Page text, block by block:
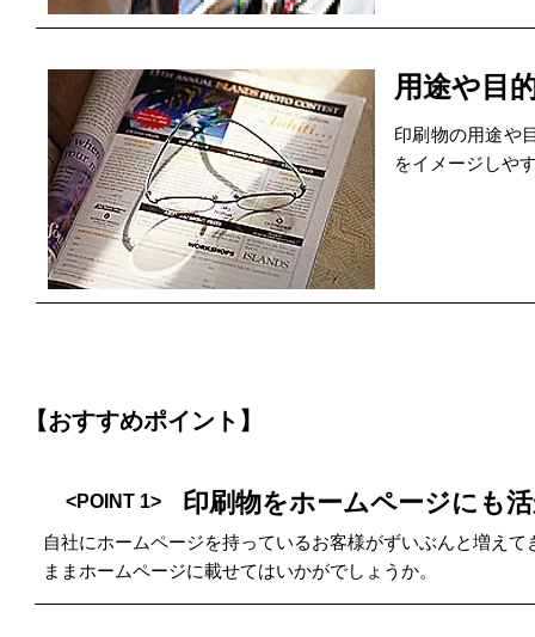
用途や目
印刷物の用途や
をイメージしや
【おすすめポイント】
<POINT 1> 印刷物をホームページにも
自社にホームページを持っているお客様がずいぶんと増え
ままホームページに載せてはいかがでしょうか。